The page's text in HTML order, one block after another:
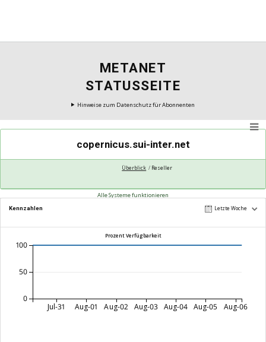
METANET
STATUSSEITE
Hinweise zum Datenschutz für Abonnenten
copernicus.sui-inter.net
Überblick Reseller
Alle Systeme funktionieren
Kennzahlen Letzte Woche
Prozent Verfügbarkeit
Jul-31 Aug-01 Aug-02 Aug-03 Aug-04 Aug-05 Aug-06
0
50
100